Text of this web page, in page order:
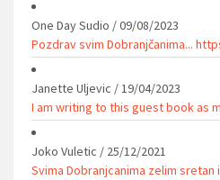
One Day Sudio /09/08/2023
Pozdrav svim Dobranjčanima...
Janette Uljevic /19/04/2023
I am writing to this guest book as
Joko Vuletic / 25/12/2021
Svima Dobranjcanima zelim